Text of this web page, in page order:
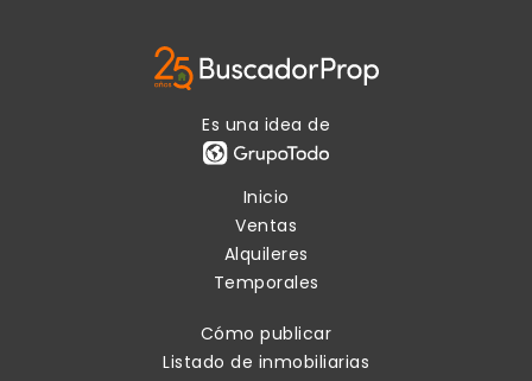
Es una idea de
Inicio
Ventas
Alquileres
Temporales
Cómo publicar
Listado de inmobiliarias